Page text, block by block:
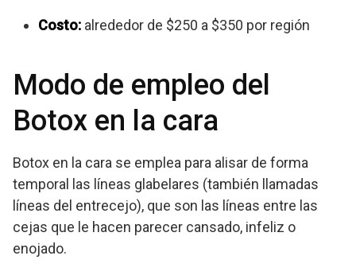
Costo: alrededor de $250 a $350 por región
Modo de empleo del
Botox en la cara
Botox en la cara se emplea para alisar de forma
temporal las líneas glabelares (también llamadas
líneas del entrecejo), que son las líneas entre las
cejas que le hacen parecer cansado, infeliz o
enojado.